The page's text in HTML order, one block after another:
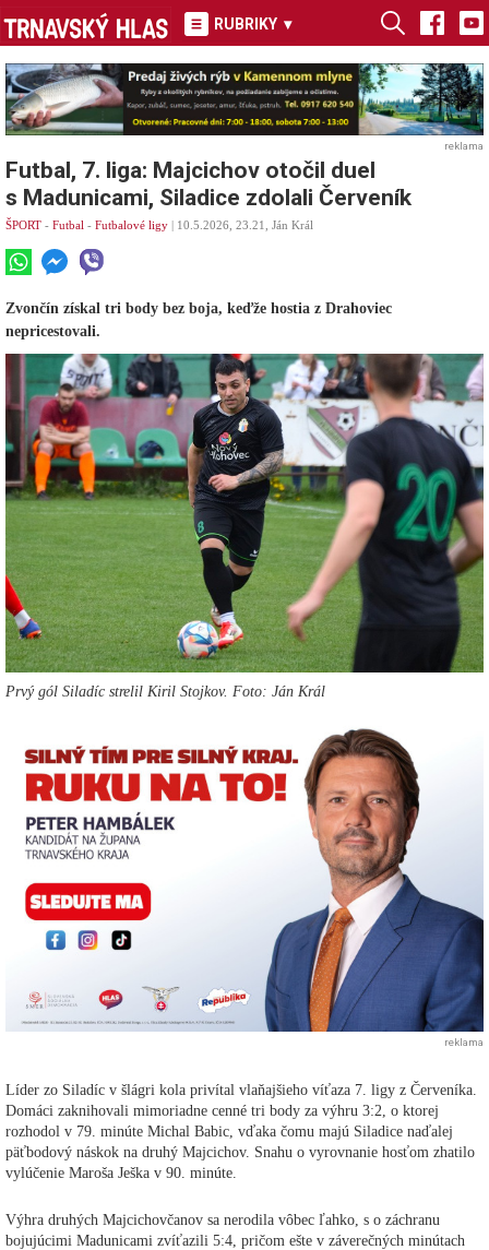
RUBRIKY ▾
reklama
Futbal, 7. liga: Majcichov otočil duel
s Madunicami, Siladice zdolali Červeník
ŠPORT - Futbal - Futbalové ligy | 10.5.2026, 23.21, Ján Král
Zvončín získal tri body bez boja, keďže hostia z Drahoviec
nepricestovali.
Prvý gól Siladíc strelil Kiril Stojkov. Foto: Ján Král
reklama
Líder zo Siladíc v šlágri kola privítal vlaňajšieho víťaza 7. ligy z Červeníka.
Domáci zaknihovali mimoriadne cenné tri body za výhru 3:2, o ktorej
rozhodol v 79. minúte Michal Babic, vďaka čomu majú Siladice naďalej
päťbodový náskok na druhý Majcichov. Snahu o vyrovnanie hosťom zhatilo
vylúčenie Maroša Ješka v 90. minúte.
Výhra druhých Majcichovčanov sa nerodila vôbec ľahko, s o záchranu
bojujúcimi Madunicami zvíťazili 5:4, pričom ešte v záverečných minútach